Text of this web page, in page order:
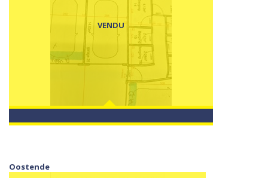
VENDU
Oostende